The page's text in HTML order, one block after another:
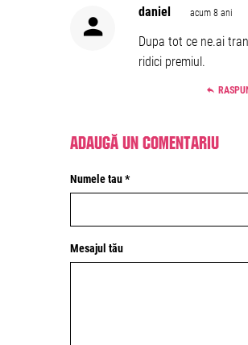
daniel acum 8 ani
Dupa tot ce ne.ai
ridici premiul.
Adaugă un comentariu
Numele tau *
Mesajul tău